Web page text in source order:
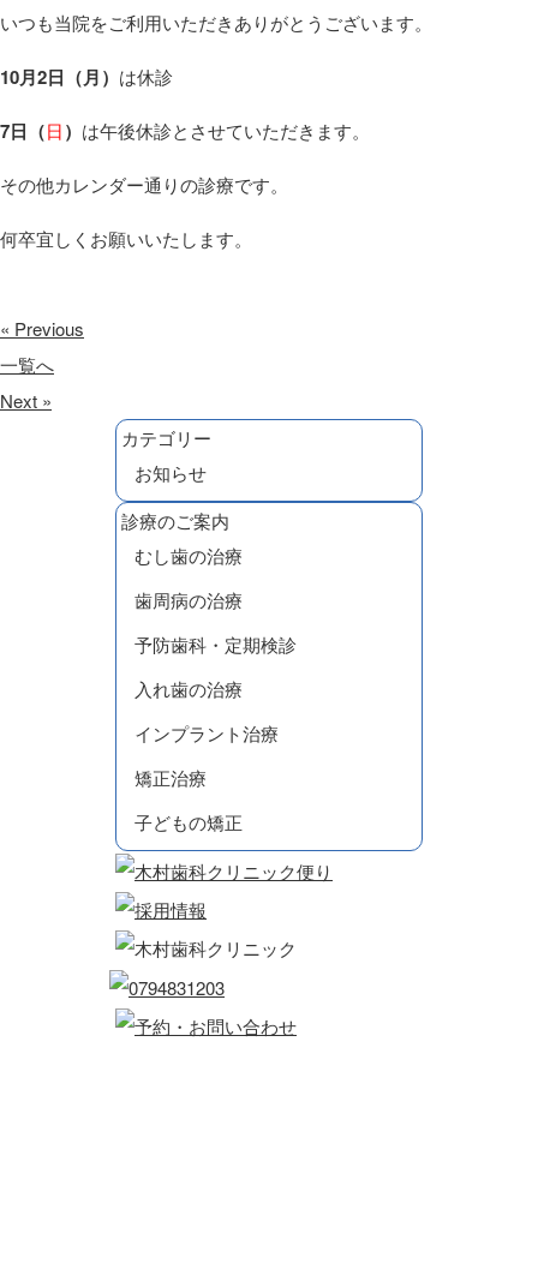
いつも当院をご利用いただきありがとうございます。
10月2日（月） は休診
7日（日） は午後休診とさせていただきます。
その他カレンダー通りの診療です。
何卒宜しくお願いいたします。
« Previous
一覧へ
Next »
カテゴリー
お知らせ
診療のご案内
むし歯の治療
歯周病の治療
予防歯科・定期検診
入れ歯の治療
インプラント治療
矯正治療
子どもの矯正